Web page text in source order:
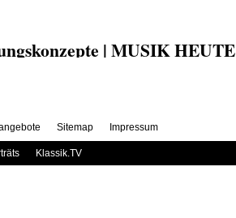
| MUSIK HEUTE
Sitemap Impressum
Klassik.TV